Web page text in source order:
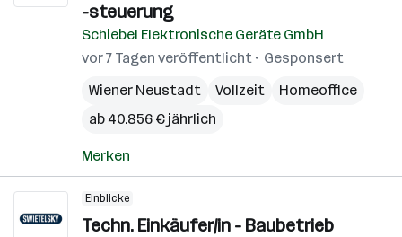
-steuerung
Schiebel Elektronische Geräte GmbH
vor 7 Tagen veröffentlicht
Gesponsert
Wiener Neustadt
Vollzeit
Homeoffice
ab 40.856 € jährlich
Merken
Einblicke
Techn. Einkäufer/in - Baubetrieb